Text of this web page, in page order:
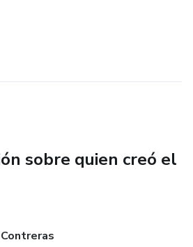
están empeorando el problema (y
y hábitos que influyen
sobre quien creó el